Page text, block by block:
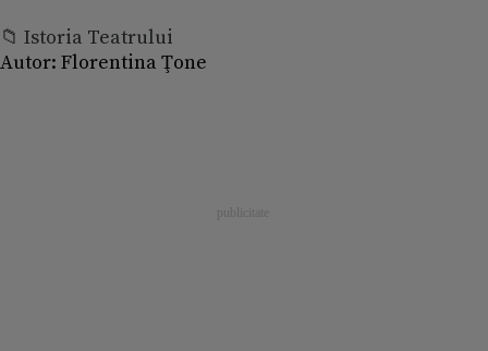
📁 Istoria Teatrului
Autor: Florentina Ţone